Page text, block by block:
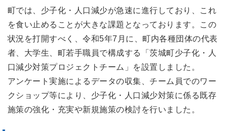
町では、少子化・人口減少が急速に進行しており、これ
を食い止めることが大きな課題となっております。この
状況を打開すべく、令和5年7月に、町内各種団体の代表
者、大学生、町若手職員で構成する「茨城町少子化・人
口減少対策プロジェクトチーム」を設置しました。
アンケート実施によるデータの収集、チーム員でのワー
クショップ等により、少子化・人口減少対策に係る既存
施策の強化・充実や新規施策の検討を行いました。